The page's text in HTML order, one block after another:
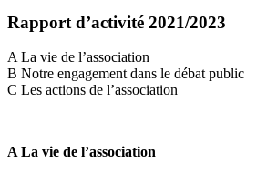
Rapport d’activité 2021/2023
A La vie de l’association
B Notre engagement dans le débat public
C Les actions de l’association
A La vie de l’association